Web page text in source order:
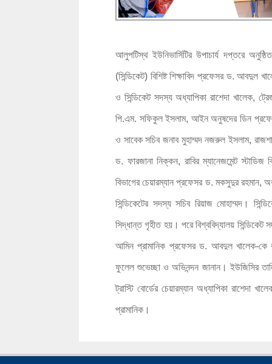
আলুপটিস্থ ইউনিভার্সিটির উপাচার্য দপ্তরে
(সিন্ডিকেট) বিশিষ্ট শিক্ষাবিদ প্রফেসর ড. আবদুল
ও সিন্ডিকেট সদস্য অধ্যাপিকা রাশেদা খালেক,
পি.এম. সফিকুল ইসলাম, আইন অনুষদের ডিন
ও সাবেক সচিব জনাব মুহাম্মদ নজরুল ইসলাম,
ড. ফারজানা নিক্কন, রাবির ম্যানেজমেন্ট
বিভাগের চেয়ারম্যান প্রফেসর ড. মকসুদুর রহমান,
সিন্ডিকেটের সদস্য সচিব রিয়াজ মোহাম্মদ।
সিদ্ধান্ত গৃহীত হয়। পরে বিশ্ববিদ্যালয়
আমিন প্রামানিক প্রফেসর ড. আবদুল খালেক-কে
ফুলেল শুভেচ্ছা ও অভিনন্দন জানান। ইউজিসির
ট্রাস্টি বোর্ডের চেয়ারম্যান অধ্যাপিকা রাশেদা
প্রামানিক।